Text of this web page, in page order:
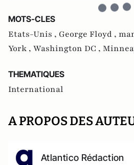
MOTS-CLES
Etats-Unis , George Floyd ,
York , Washington DC ,
THEMATIQUES
International
A PROPOS DES
Atlantico Rédaction